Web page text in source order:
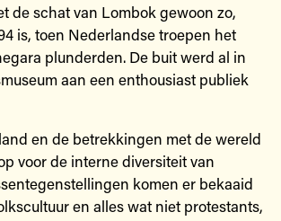
de schat van Lombok gewoon zo,
is, toen Nederlandse troepen het
plunderden. De buit werd al in
aan een enthousiast publiek
en de betrekkingen met de wereld
voor de interne diversiteit van
komen er bekaaid
en alles wat niet protestants,